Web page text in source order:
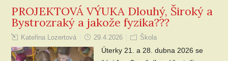
PROJEKTOVÁ VÝUKA Dlouhý, Široký a
Bystrozraký a jakože fyzika???
Kateřina Lozertová 29.4.2026 Škola
Úterky 21. a 28. dubna 2026 se